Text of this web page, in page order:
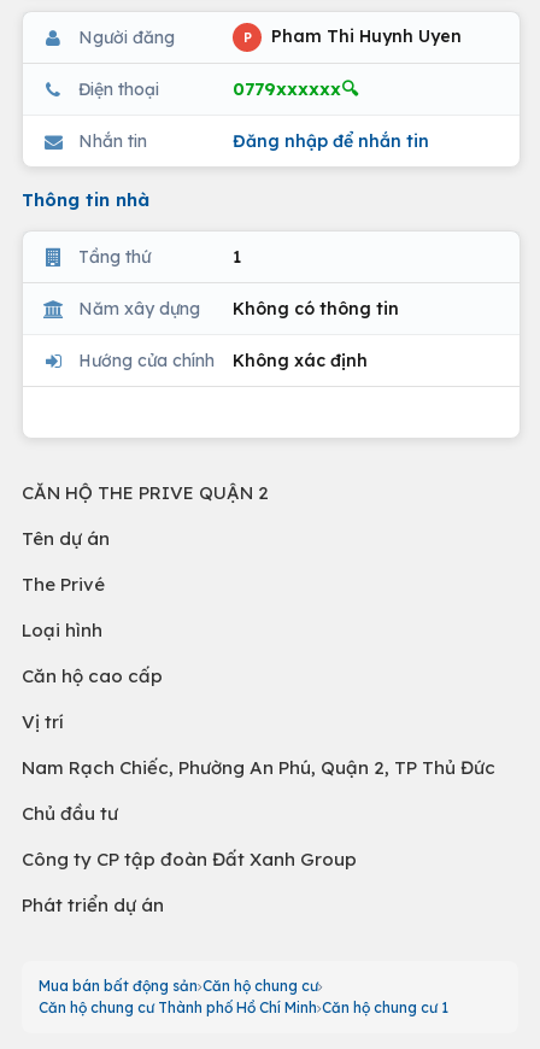
Người đăng P Pham Thi Huynh Uyen
Điện thoại 0779xxxxxx🔍
Nhắn tin Đăng nhập để nhắn tin
Thông tin nhà
Tầng thứ 1
Năm xây dựng Không có thông tin
Hướng cửa chính Không xác định
CĂN HỘ THE PRIVE QUẬN 2
Tên dự án
The Privé
Loại hình
Căn hộ cao cấp
Vị trí
Nam Rạch Chiếc, Phường An Phú, Quận 2, TP Thủ Đức
Chủ đầu tư
Công ty CP tập đoàn Đất Xanh Group
Phát triển dự án
Mua bán bất động sản Căn hộ chung cư
Căn hộ chung cư Thành phố Hồ Chí Minh Căn hộ chung cư 1